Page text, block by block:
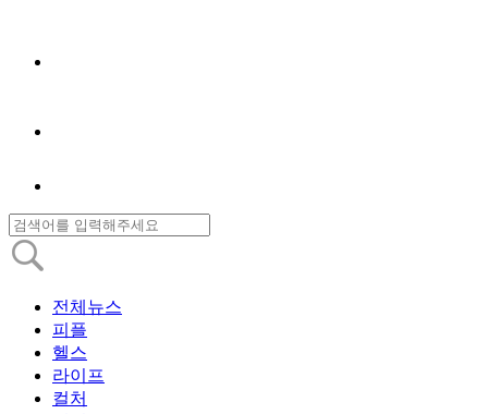
전체뉴스
피플
헬스
라이프
컬처